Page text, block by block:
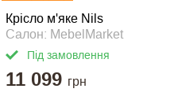
Крісло м'яке Nils
Салон: MebelMarket
Під замовлення
11 099 грн